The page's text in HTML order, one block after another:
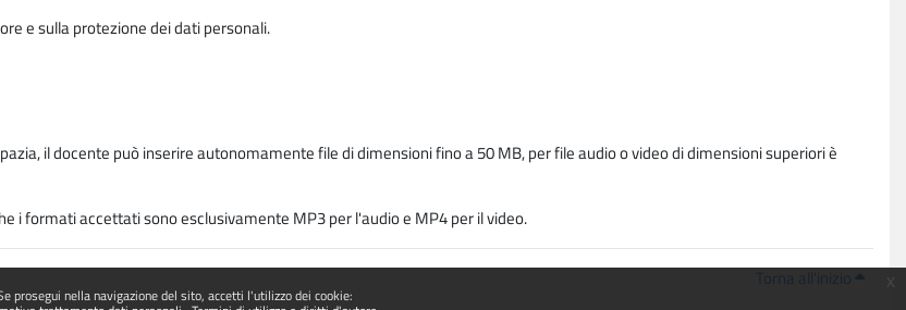
prosegui nella navigazione del sito, accetti l'utilizzo dei cookie:
e sulla protezione dei dati personali.
il docente può inserire autonomamente file di dimensioni fino a 50 MB, per file audio o video di dimensioni superiori è
i formati accettati sono esclusivamente MP3 per l'audio e MP4 per il video.
Torna all'inizio